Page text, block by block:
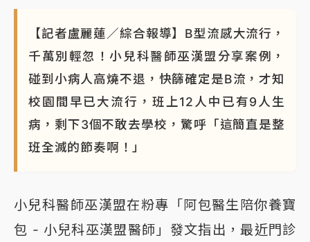
【記者盧麗蓮／綜合報導】B型流感大流行，
千萬別輕忽！小兒科醫師巫漢盟分享案例，
碰到小病人高燒不退，快篩確定是B流，才知
校園間早已大流行，班上12人中已有9人生
病，剩下3個不敢去學校，驚呼「這簡直是整
班全滅的節奏啊！」
小兒科醫師巫漢盟在粉專「阿包醫生陪你養寶
包 - 小兒科巫漢盟醫師」發文指出，最近門診